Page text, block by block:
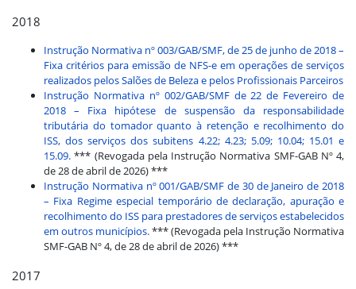
2018
Instrução Normativa nº 003/GAB/SMF, de 25 de junho de 2018 –
Fixa critérios para emissão de NFS-e em operações de serviços
realizados pelos Salões de Beleza e pelos Profissionais Parceiros
Instrução Normativa nº 002/GAB/SMF de 22 de Fevereiro de
2018 – Fixa hipótese de suspensão da responsabilidade
tributária do tomador quanto à retenção e recolhimento do
ISS, dos serviços dos subitens 4.22; 4.23; 5.09; 10.04; 15.01 e
15.09. *** (Revogada pela Instrução Normativa SMF-GAB Nº 4,
de 28 de abril de 2026) ***
Instrução Normativa nº 001/GAB/SMF de 30 de Janeiro de 2018
– Fixa Regime especial temporário de declaração, apuração e
recolhimento do ISS para prestadores de serviços estabelecidos
em outros municípios.*** (Revogada pela Instrução Normativa
SMF-GAB Nº 4, de 28 de abril de 2026) ***
2017